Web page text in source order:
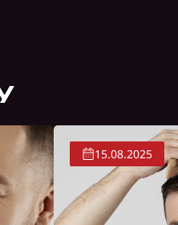
15.08.2025